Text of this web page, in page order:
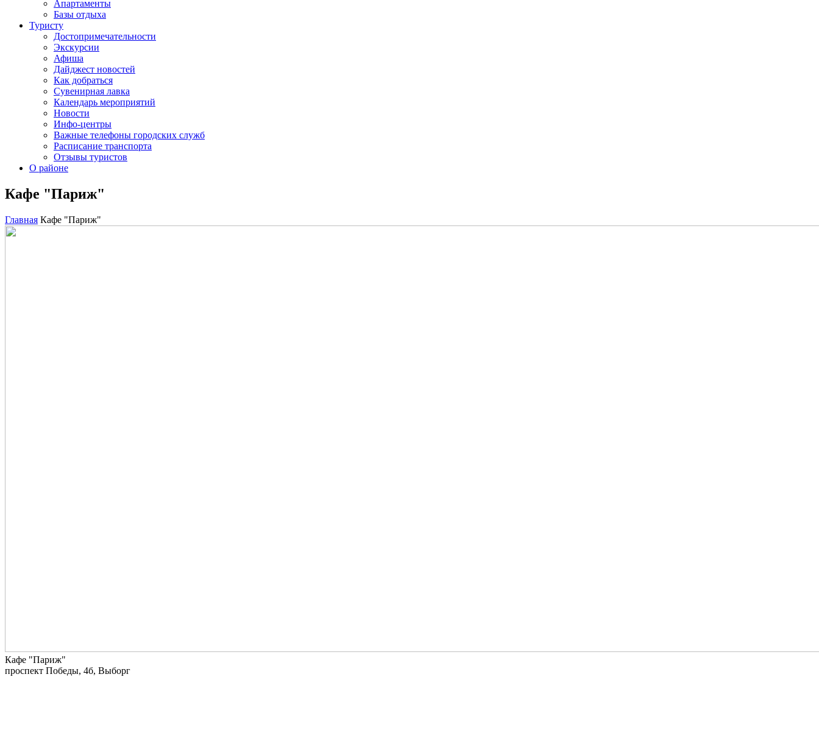
Апартаменты
Базы отдыха
Туристу
Достопримечательности
Экскурсии
Афиша
Дайджест новостей
Как добраться
Сувенирная лавка
Календарь мероприятий
Новости
Инфо-центры
Важные телефоны городских служб
Расписание транспорта
Отзывы туристов
О районе
Кафе "Париж"
Главная Кафе "Париж"
Кафе "Париж"
проспект Победы, 4б, Выборг